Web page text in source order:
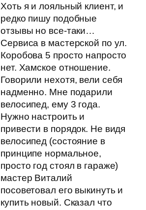
Хоть я и лояльный клиент, и
редко пишу подобные
отзывы но все-таки…
Сервиса в мастерской по ул.
Коробова 5 просто напросто
нет. Хамское отношение.
Говорили нехотя, вели себя
надменно. Мне подарили
велосипед, ему 3 года.
Нужно настроить и
привести в порядок. Не видя
велосипед (состояние в
принципе нормальное,
просто год стоял в гараже)
мастер Виталий
посоветовал его выкинуть и
купить новый. Сказал что